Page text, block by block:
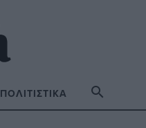
ΠΟΛΙΤΙΣΤΙΚΆ